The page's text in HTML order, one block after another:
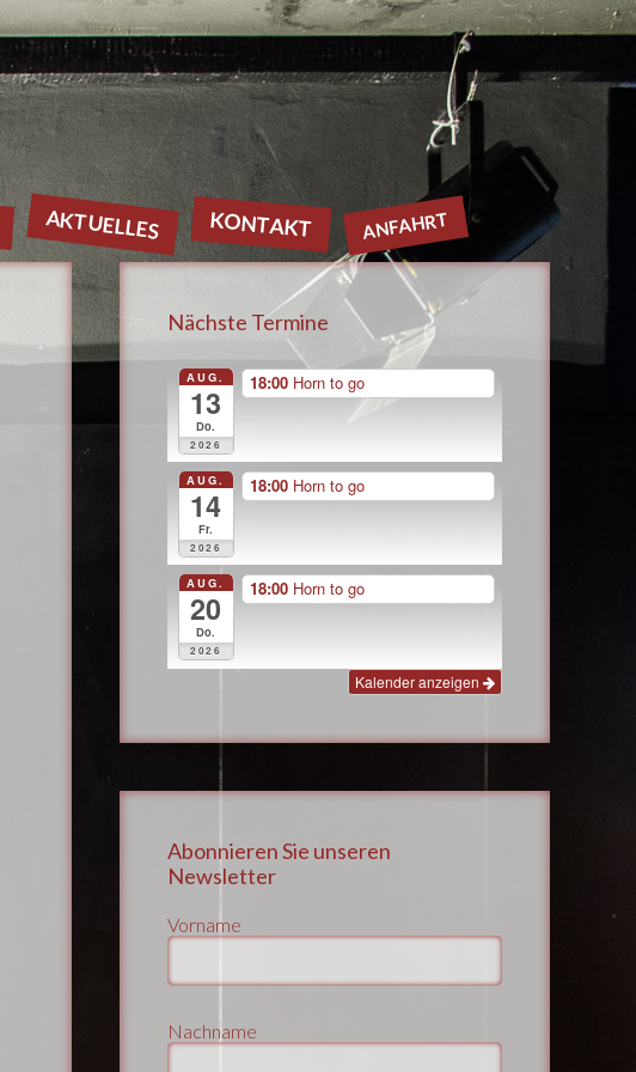
AKTUELLES KONTAKT ANFAHRT
Nächste Termine
AUG.
13
Do.
2026
18:00 Horn to go
AUG.
14
Fr.
2026
18:00 Horn to go
AUG.
20
Do.
2026
18:00 Horn to go
Kalender anzeigen
Abonnieren Sie unseren
Newsletter
Vorname
Nachname